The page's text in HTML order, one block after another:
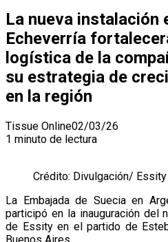
La nueva instalación
Echeverría
logística de la
su estrategia de
en la región
Tissue Online02/03/26
1 minuto de lectura
Crédito: Divulgación/ Essity
La Embajada de Suecia en
participó en la inauguración del
de Essity en el partido de